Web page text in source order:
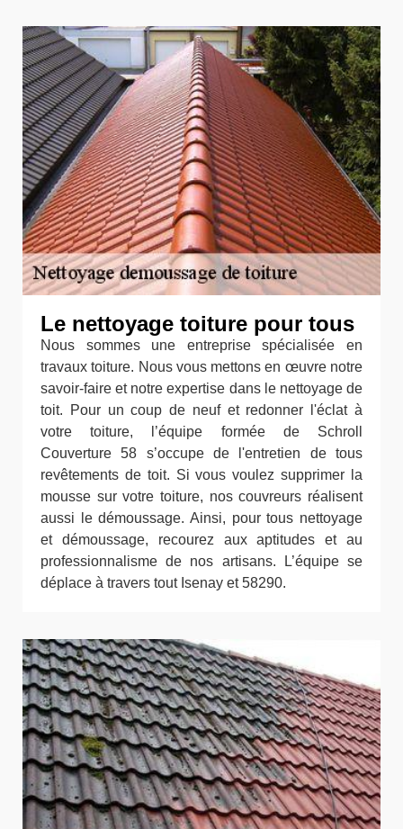
Le nettoyage toiture pour tous
Nous sommes une entreprise spécialisée en
travaux toiture. Nous vous mettons en œuvre notre
savoir-faire et notre expertise dans le nettoyage de
toit. Pour un coup de neuf et redonner l'éclat à
votre toiture, l’équipe formée de Schroll
Couverture 58 s’occupe de l'entretien de tous
revêtements de toit. Si vous voulez supprimer la
mousse sur votre toiture, nos couvreurs réalisent
aussi le démoussage. Ainsi, pour tous nettoyage
et démoussage, recourez aux aptitudes et au
professionnalisme de nos artisans. L’équipe se
déplace à travers tout Isenay et 58290.